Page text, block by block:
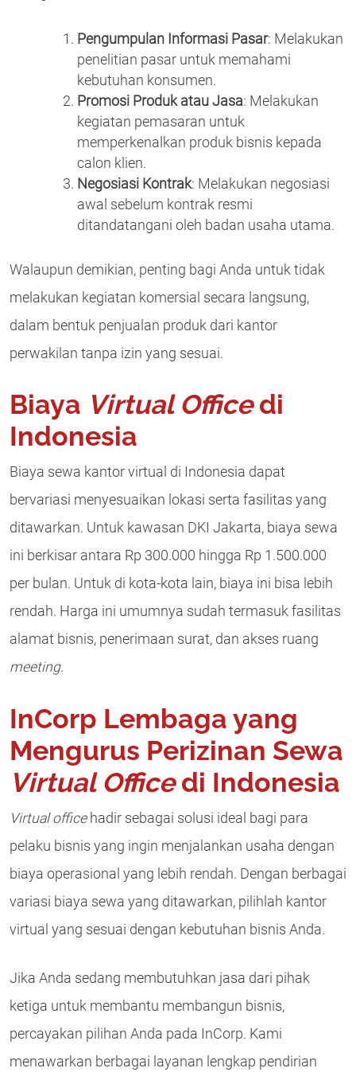
Pengumpulan Informasi Pasar: Melakukan
penelitian pasar untuk memahami
kebutuhan konsumen.
Promosi Produk atau Jasa: Melakukan
kegiatan pemasaran untuk
memperkenalkan produk bisnis kepada
calon klien.
Negosiasi Kontrak: Melakukan negosiasi
awal sebelum kontrak resmi
ditandatangani oleh badan usaha utama.
Walaupun demikian, penting bagi Anda untuk tidak
melakukan kegiatan komersial secara langsung,
dalam bentuk penjualan produk dari kantor
perwakilan tanpa izin yang sesuai.
Biaya Virtual Officedi
Indonesia
Biaya sewa kantor virtual di Indonesia dapat
bervariasi menyesuaikan lokasi serta fasilitas yang
ditawarkan. Untuk kawasan DKI Jakarta, biaya sewa
ini berkisar antara Rp 300.000 hingga Rp 1.500.000
per bulan. Untuk di kota-kota lain, biaya ini bisa lebih
rendah. Harga ini umumnya sudah termasuk fasilitas
alamat bisnis, penerimaan surat, dan akses ruang
meeting.
InCorp Lembaga yang
Mengurus Perizinan Sewa
Virtual Officedi Indonesia
Virtual office hadir sebagai solusi ideal bagi para
pelaku bisnis yang ingin menjalankan usaha dengan
biaya operasional yang lebih rendah. Dengan berbagai
variasi biaya sewa yang ditawarkan, pilihlah kantor
virtual yang sesuai dengan kebutuhan bisnis Anda.
Jika Anda sedang membutuhkan jasa dari pihak
ketiga untuk membantu membangun bisnis,
percayakan pilihan Anda pada InCorp. Kami
menawarkan berbagai layanan lengkap pendirian